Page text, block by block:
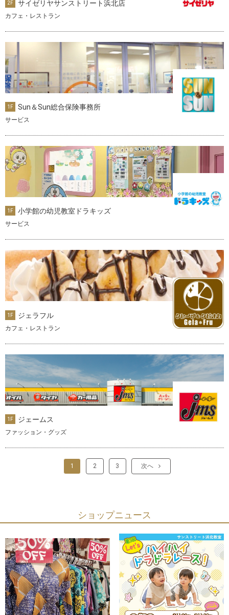
2F サイゼリヤサンストリート浜北店
カフェ・レストラン
1F Sun＆Sun総合保険事務所
サービス
1F 小学館の幼児教室ドラキッズ
サービス
1F ジェラフル
カフェ・レストラン
1F ジェームス
ファッション・グッズ
1 2 3 次へ
ショップニュース